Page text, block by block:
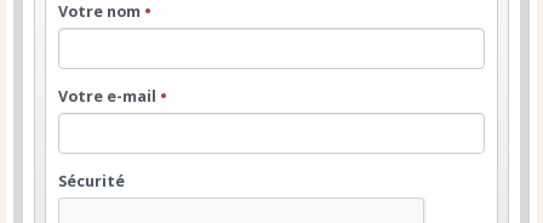
Votre nom •
Votre e-mail •
Sécurité